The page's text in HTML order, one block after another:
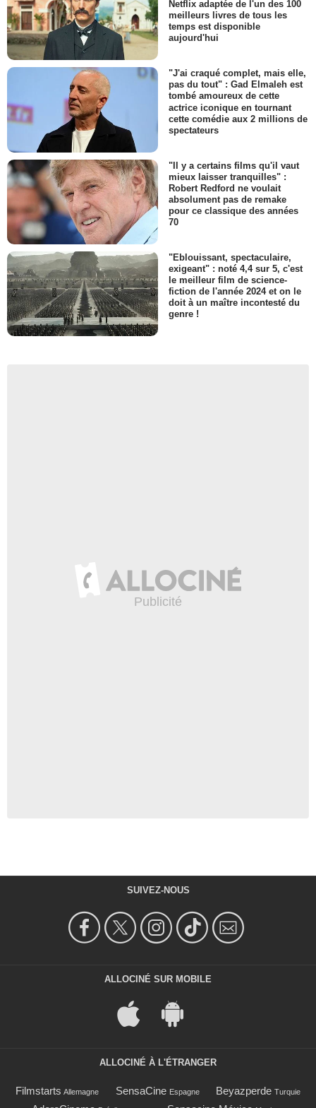
Netflix adaptée de l'un des 100
meilleurs livres de tous les
temps est disponible
aujourd'hui
"J'ai craqué complet, mais elle,
pas du tout" : Gad Elmaleh est
tombé amoureux de cette
actrice iconique en tournant
cette comédie aux 2 millions de
spectateurs
"Il y a certains films qu'il vaut
mieux laisser tranquilles" :
Robert Redford ne voulait
absolument pas de remake
pour ce classique des années
70
"Eblouissant, spectaculaire,
exigeant" : noté 4,4 sur 5, c'est
le meilleur film de science-
fiction de l'année 2024 et on le
doit à un maître incontesté du
genre !
SUIVEZ-NOUS
ALLOCINÉ SUR MOBILE
ALLOCINÉ À L'ÉTRANGER
Filmstarts Allemagne SensaCine Espagne Beyazperde Turquie